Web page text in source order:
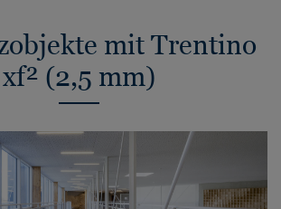
mit Trentino
xf² (2,5 mm)